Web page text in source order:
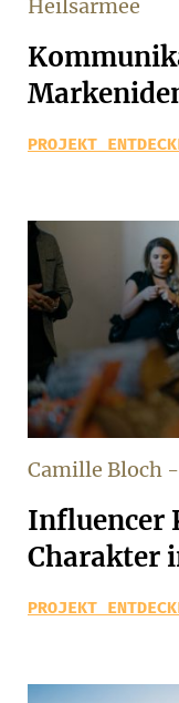
Heilsarmee
PROJEKT
Camille Bloch -
Influencer
Charakter
PROJEKT